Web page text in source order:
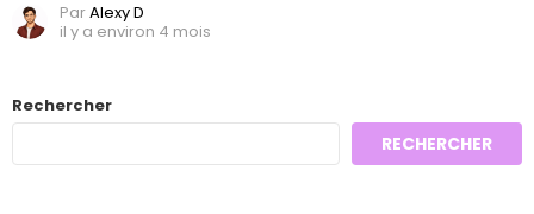
ParAlexy D
il y a environ 4 mois
Rechercher
RECHERCHER